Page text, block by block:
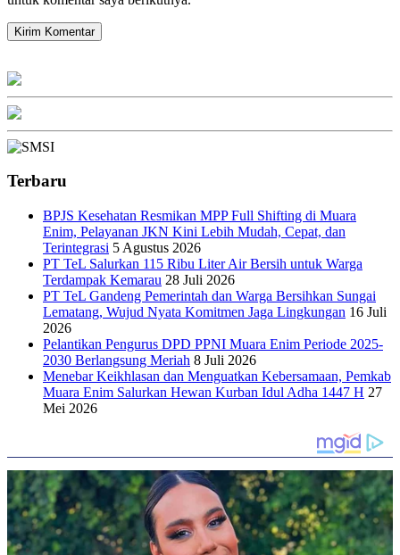
Terbaru
BPJS Kesehatan Resmikan MPP Full Shifting di Muara
Enim, Pelayanan JKN Kini Lebih Mudah, Cepat, dan
Terintegrasi 5 Agustus 2026
PT TeL Salurkan 115 Ribu Liter Air Bersih untuk Warga
Terdampak Kemarau 28 Juli 2026
PT TeL Gandeng Pemerintah dan Warga Bersihkan Sungai
Lematang, Wujud Nyata Komitmen Jaga Lingkungan 16 Juli
2026
Pelantikan Pengurus DPD PPNI Muara Enim Periode 2025-
2030 Berlangsung Meriah 8 Juli 2026
Menebar Keikhlasan dan Menguatkan Kebersamaan, Pemkab
Muara Enim Salurkan Hewan Kurban Idul Adha 1447 H 27
Mei 2026